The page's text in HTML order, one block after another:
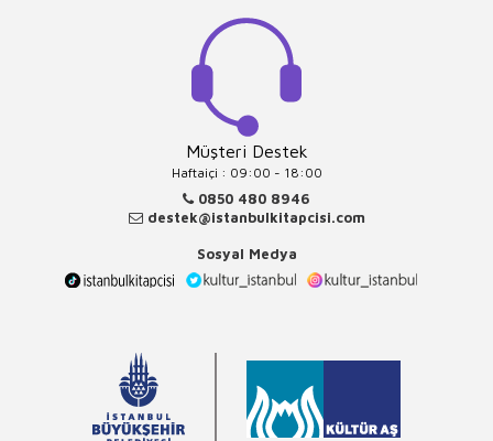
Müşteri Destek
Haftaiçi : 09:00 - 18:00
0850 480 8946
destek@istanbulkitapcisi.com
Sosyal Medya